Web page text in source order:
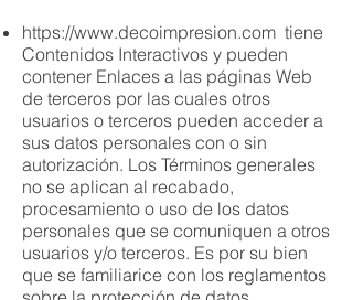
https://www.decoimpresion.com tiene
Contenidos Interactivos y pueden
contener Enlaces a las páginas Web
de terceros por las cuales otros
usuarios o terceros pueden acceder a
sus datos personales con o sin
autorización. Los Términos generales
no se aplican al recabado,
procesamiento o uso de los datos
personales que se comuniquen a otros
usuarios y/o terceros. Es por su bien
que se familiarice con los reglamentos